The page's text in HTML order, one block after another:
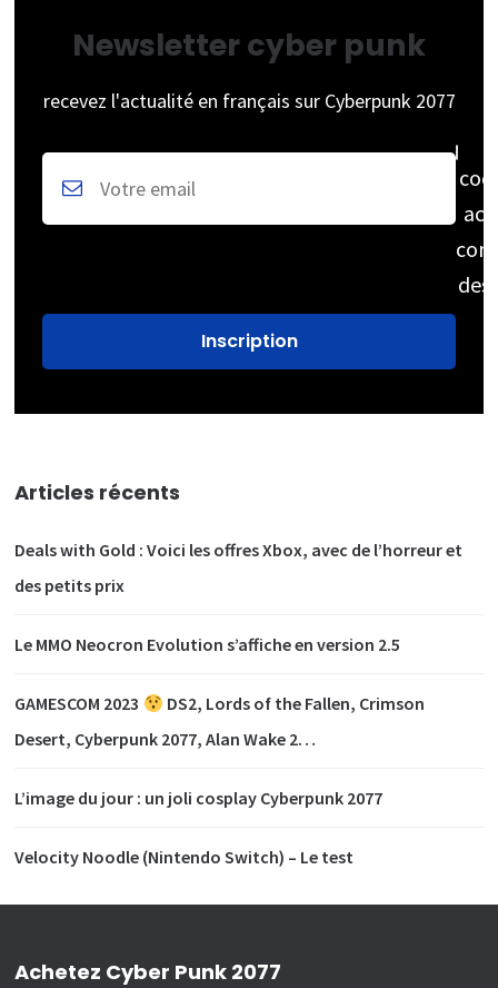
Newsletter cyber punk
recevez l'actualité en français sur Cyberpunk 2077
des
Articles récents
Deals with Gold : Voici les offres Xbox, avec de l’horreur et
des petits prix
Le MMO Neocron Evolution s’affiche en version 2.5
GAMESCOM 2023
DS2, Lords of the Fallen, Crimson
Desert, Cyberpunk 2077, Alan Wake 2…
L’image du jour : un joli cosplay Cyberpunk 2077
Velocity Noodle (Nintendo Switch) – Le test
Achetez Cyber Punk 2077